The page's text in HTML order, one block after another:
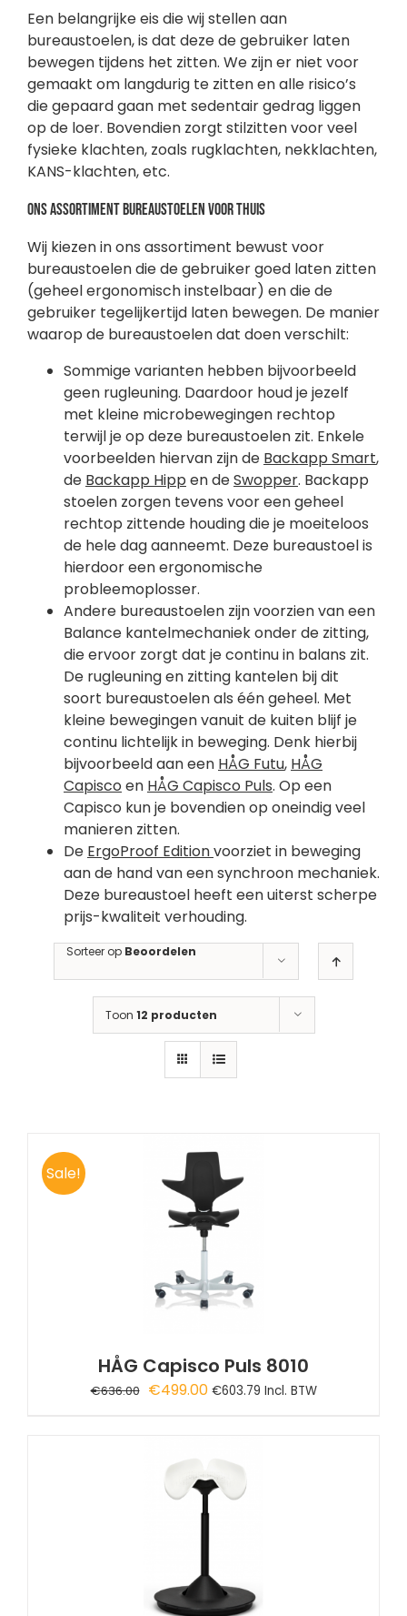
Sorteer op Beoordelen
Toon 12 producten
Sale!
HÅG Capisco Puls 8010
€636.00 Oorspronkelijke
€499.00Huidige
€603.79 Incl. BTW
Een belangrijke eis die wij stellen aan
bureaustoelen, is dat deze de gebruiker laten
bewegen tijdens het zitten. We zijn er niet voor
gemaakt om langdurig te zitten en alle risico’s
die gepaard gaan met sedentair gedrag liggen
op de loer. Bovendien zorgt stilzitten voor veel
fysieke klachten, zoals rugklachten, nekklachten,
KANS-klachten, etc.
Ons assortiment bureaustoelen voor thuis
Wij kiezen in ons assortiment bewust voor
bureaustoelen die de gebruiker goed laten zitten
(geheel ergonomisch instelbaar) en die de
gebruiker tegelijkertijd laten bewegen. De manier
waarop de bureaustoelen dat doen verschilt:
Sommige varianten hebben bijvoorbeeld
geen rugleuning. Daardoor houd je jezelf
met kleine microbewegingen rechtop
terwijl je op deze bureaustoelen zit. Enkele
voorbeelden hiervan zijn de Backapp Smart,
de Backapp Hipp en deSwopper. Backapp
stoelen zorgen tevens voor een geheel
rechtop zittende houding die je moeiteloos
de hele dag aanneemt. Deze bureaustoel is
hierdoor een ergonomische
probleemoplosser.
Andere bureaustoelen zijn voorzien van een
Balance kantelmechaniek onder de zitting,
die ervoor zorgt dat je continu in balans zit.
De rugleuning en zitting kantelen bij dit
soort bureaustoelen als één geheel. Met
kleine bewegingen vanuit de kuiten blijf je
continu lichtelijk in beweging. Denk hierbij
bijvoorbeeld aan een HÅG Futu, HÅG
Capisco en HÅG Capisco Puls. Op een
Capisco kun je bovendien op oneindig veel
manieren zitten.
De ErgoProof Editionvoorziet in beweging
aan de hand van een synchroon mechaniek.
Deze bureaustoel heeft een uiterst scherpe
prijs-kwaliteit verhouding.